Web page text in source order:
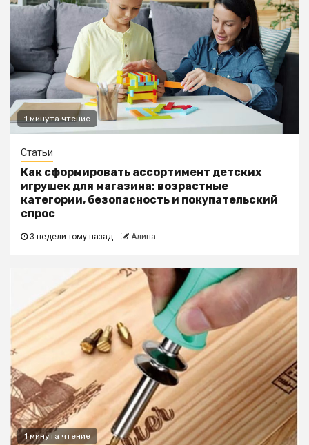
1 минута чтение
Статьи
Как сформировать ассортимент детских
игрушек для магазина: возрастные
категории, безопасность и покупательский
спрос
3 недели тому назад Алина
1 минута чтение